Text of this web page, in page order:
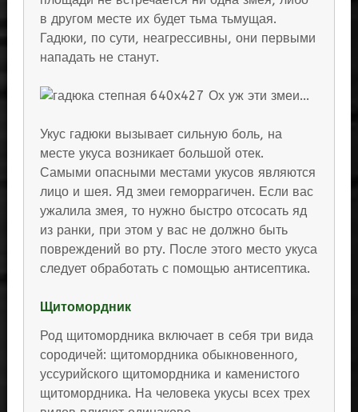
в другом месте их будет тьма тьмущая.
Гадюки, по сути, неагрессивны, они первыми
нападать не станут.
Укус гадюки вызывает сильную боль, на
месте укуса возникает большой отек.
Самыми опасными местами укусов являются
лицо и шея. Яд змеи геморрагичен. Если вас
ужалила змея, то нужно быстро отсосать яд
из ранки, при этом у вас не должно быть
повреждений во рту. После этого место укуса
следует обработать с помощью антисептика.
Щитомордник
Род щитомордника включает в себя три вида
сородичей: щитомордника обыкновенного,
уссурийского щитомордника и каменистого
щитомордника. На человека укусы всех трех